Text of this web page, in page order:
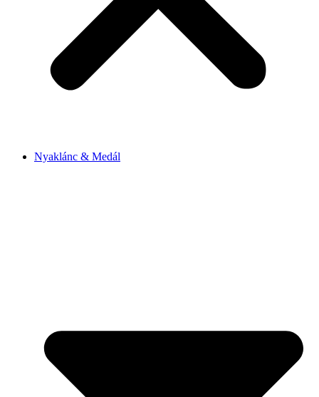
Nyaklánc & Medál